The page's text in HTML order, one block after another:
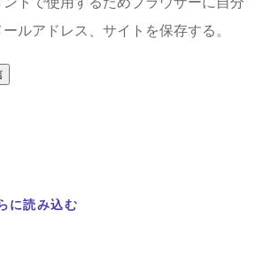
ルアドレス、サイトを保存する。
に読み込む